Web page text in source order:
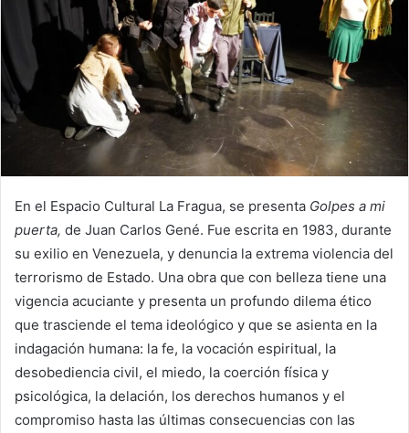
En el Espacio Cultural La Fragua, se presenta Golpes a mi
puerta, de Juan Carlos Gené. Fue escrita en 1983, durante
su exilio en Venezuela, y denuncia la extrema violencia del
terrorismo de Estado. Una obra que con belleza tiene una
vigencia acuciante y presenta un profundo dilema ético
que trasciende el tema ideológico y que se asienta en la
indagación humana: la fe, la vocación espiritual, la
desobediencia civil, el miedo, la coerción física y
psicológica, la delación, los derechos humanos y el
compromiso hasta las últimas consecuencias con las